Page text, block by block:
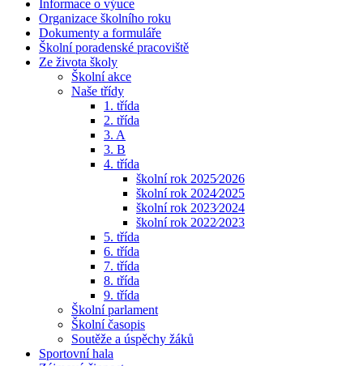
Informace o výuce
Organizace školního roku
Dokumenty a formuláře
Školní poradenské pracoviště
Ze života školy
Školní akce
Naše třídy
1. třída
2. třída
3. A
3. B
4. třída
školní rok 2025⁄2026
školní rok 2024⁄2025
školní rok 2023⁄2024
školní rok 2022⁄2023
5. třída
6. třída
7. třída
8. třída
9. třída
Školní parlament
Školní časopis
Soutěže a úspěchy žáků
Sportovní hala